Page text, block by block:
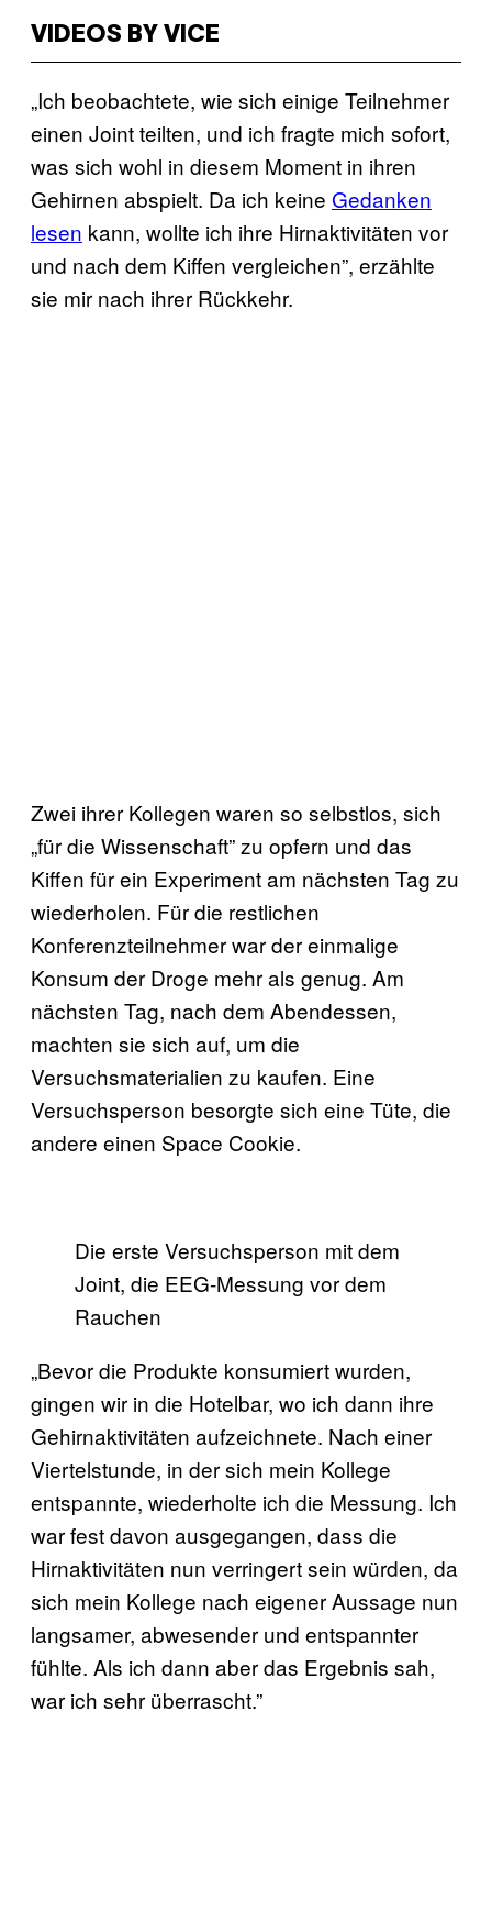
VIDEOS BY VICE
„Ich beobachtete, wie sich einige Teilnehmer
einen Joint teilten, und ich fragte mich sofort,
was sich wohl in diesem Moment in ihren
Gehirnen abspielt. Da ich keine Gedanken
lesen kann, wollte ich ihre Hirnaktivitäten vor
und nach dem Kiffen vergleichen”, erzählte
sie mir nach ihrer Rückkehr.
Zwei ihrer Kollegen waren so selbstlos, sich
„für die Wissenschaft” zu opfern und das
Kiffen für ein Experiment am nächsten Tag zu
wiederholen. Für die restlichen
Konferenzteilnehmer war der einmalige
Konsum der Droge mehr als genug. Am
nächsten Tag, nach dem Abendessen,
machten sie sich auf, um die
Versuchsmaterialien zu kaufen. Eine
Versuchsperson besorgte sich eine Tüte, die
andere einen Space Cookie.
Die erste Versuchsperson mit dem
Joint, die EEG-Messung vor dem
Rauchen
„Bevor die Produkte konsumiert wurden,
gingen wir in die Hotelbar, wo ich dann ihre
Gehirnaktivitäten aufzeichnete. Nach einer
Viertelstunde, in der sich mein Kollege
entspannte, wiederholte ich die Messung. Ich
war fest davon ausgegangen, dass die
Hirnaktivitäten nun verringert sein würden, da
sich mein Kollege nach eigener Aussage nun
langsamer, abwesender und entspannter
fühlte. Als ich dann aber das Ergebnis sah,
war ich sehr überrascht.”